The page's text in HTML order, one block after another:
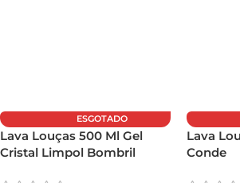
ESGOTADO
Lava Louças 500 Ml Gel
Cristal Limpol Bombril
Lava
Conde